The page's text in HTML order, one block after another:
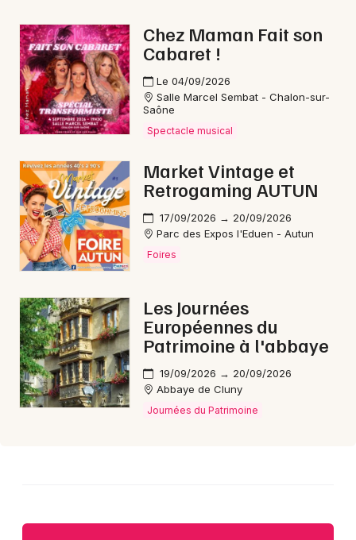
Actus à Montceau-les-Mines
Magazine à Montceau-les-Mines
Choisir mes départements
Mon email
Je m'abonne
Chez Maman Fait son
Cabaret !
Le 04/09/2026
Salle Marcel Sembat - Chalon-sur-
Saône
Spectacle musical
Market Vintage et
Retrogaming AUTUN
17/09/2026 → 20/09/2026
Parc des Expos l'Eduen - Autun
Foires
Les Journées
Européennes du
Patrimoine à l'abbaye
19/09/2026 → 20/09/2026
Abbaye de Cluny
Journées du Patrimoine